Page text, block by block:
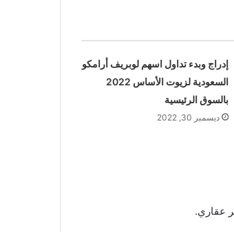
إدراج وبدء تداول اسهم لوبريف أرامكو
السعودية لزيوت الأساس 2022
بالسوق الرئيسية
ديسمبر 30, 2022
عقاري.